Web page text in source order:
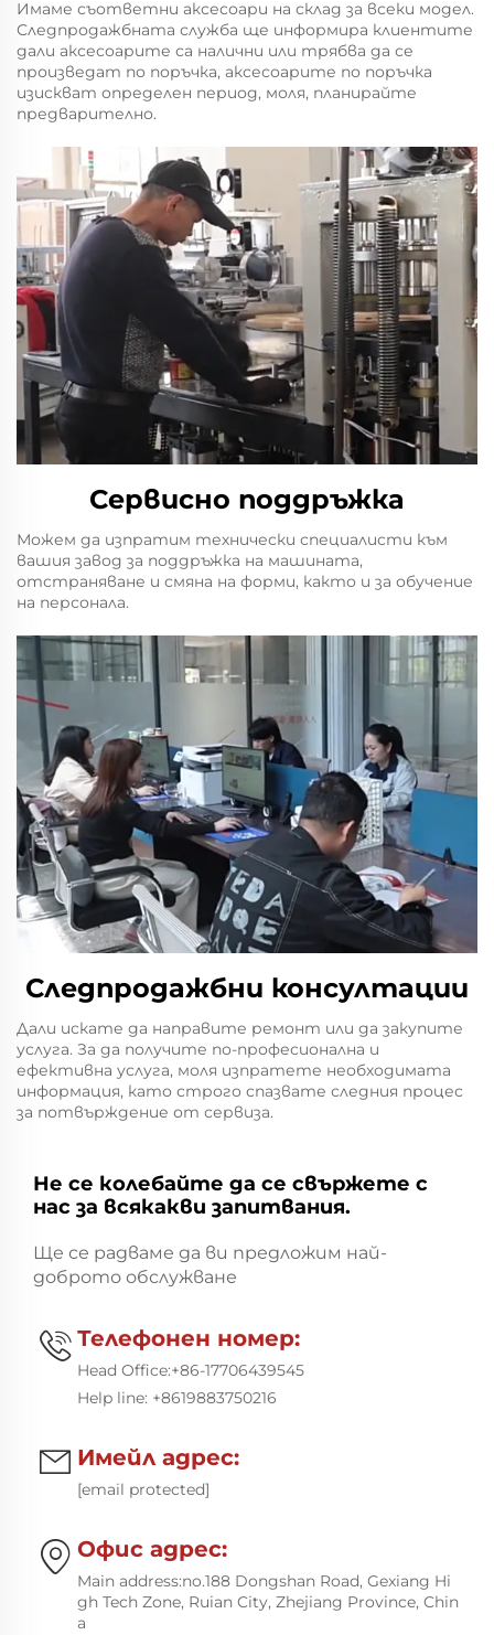
Имаме съответни аксесоари на склад за всеки модел.
Следпродажбната служба ще информира клиентите
дали аксесоарите са налични или трябва да се
произведат по поръчка, аксесоарите по поръчка
изискват определен период, моля, планирайте
предварително.
Сервисно поддръжка
Можем да изпратим технически специалисти към
вашия завод за поддръжка на машината,
отстраняване и смяна на форми, както и за обучение
на персонала.
Следпродажбни консултации
Дали искате да направите ремонт или да закупите
услуга. За да получите по-професионална и
ефективна услуга, моля изпратете необходимата
информация, като строго спазвате следния процес
за потвърждение от сервиза.
Не се колебайте да се свържете с
нас за всякакви запитвания.
Ще се радваме да ви предложим най-
доброто обслужване
 Телефонен номер:
Head Office:+86-17706439545
Help line: +8619883750216
 Имейл адрес:
[email protected]
 Офис адрес:
Main address:no.188 Dongshan Road, Gexiang Hi
gh Tech Zone, Ruian City, Zhejiang Province, Chin
a